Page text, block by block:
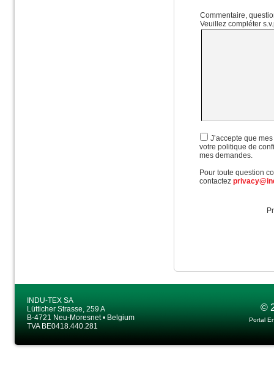
Commentaire,
Veuillez compléter
J’accepte que
votre politique de
mes demandes.
Pour toute question
contactez
INDU-TEX SA
Lütticher Strasse, 259 A
B-4721 Neu-Moresnet • Belgium
TVA BE0418.440.281
©
Portal